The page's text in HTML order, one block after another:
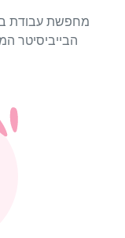
מחפשת עבודת
הבייביסיטר